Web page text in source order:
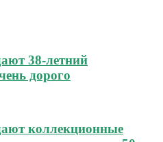
38-летний
дорого
коллекционные